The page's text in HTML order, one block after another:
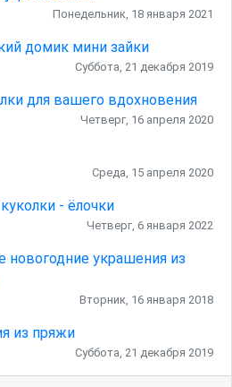
Понедельник, 18 января 2021
домик мини зайки
Суббота, 21 декабря 2019
для вашего вдохновения
Четверг, 16 апреля 2020
Среда, 15 апреля 2020
- ёлочки
Четверг, 6 января 2022
новогодние украшения из
Вторник, 16 января 2018
из пряжи
Суббота, 21 декабря 2019